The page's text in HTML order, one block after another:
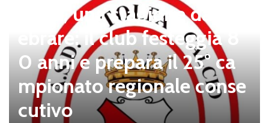
Tolfa, una stagione da cel
ebrare: il club festeggia 8
0 anni e prepara il 25° ca
mpionato regionale conse
cutivo